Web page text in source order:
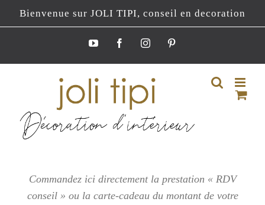
Passer
au
Bienvenue sur JOLI TIPI, conseil en decoration
YouTubeFacebookInstagramPinterest
Commandez ici directement la prestation « RDV
conseil » ou la carte-cadeau du montant de votre